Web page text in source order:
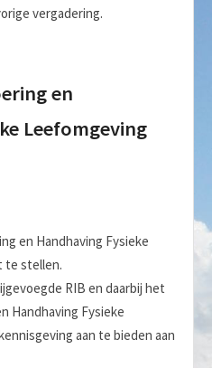
vergadering.
en
Leefomgeving
en Handhaving Fysieke
te stellen.
RIB en daarbij het
Handhaving Fysieke
aan te bieden aan